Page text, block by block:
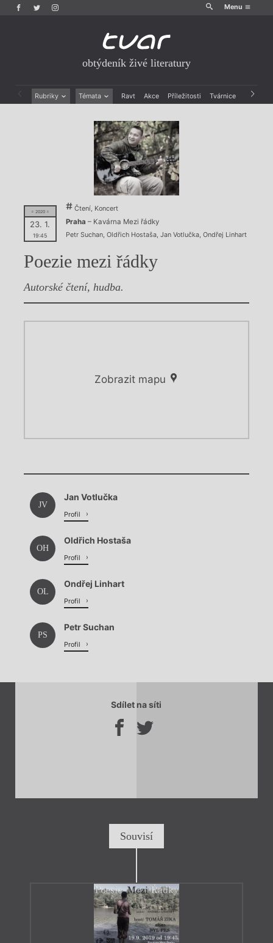
Menu
obtýdeník živé literatury
Rubriky Témata Ravt Akce Příležitosti Tvárnice Archiv
Drobná publicistika
Historie kolonialismu
= 2020 =
23. 1.
19:45
Čtení, Koncert
Praha – Kavárna Mezi řádky
Petr Suchan, Oldřich Hostaša, Jan Votlučka, Ondřej Linhart
Poezie mezi řádky
Autorské čtení, hudba.
Zobrazit mapu
Chviličku.
Načítá se.
JV
Jan Votlučka
Profil
OH
Oldřich Hostaša
Profil
OL
Ondřej Linhart
Profil
PS
Petr Suchan
Profil
Sdílet na síti
Souvisí